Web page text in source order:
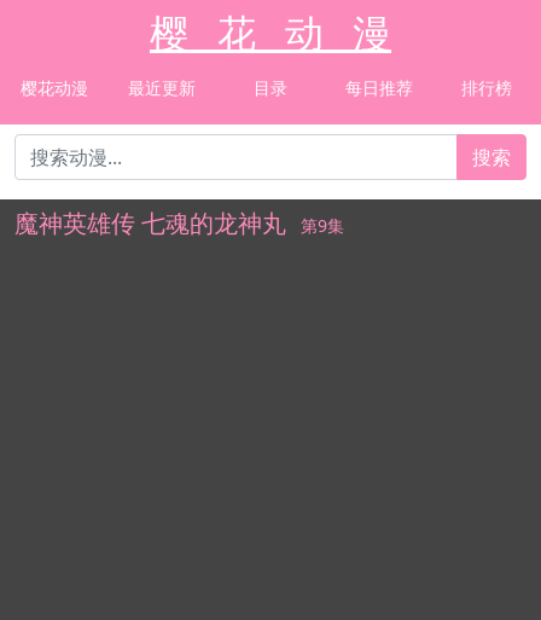
樱 花 动 漫
樱花动漫 最近更新 目录 每日推荐 排行榜
搜索
魔神英雄传 七魂的龙神丸 第9集